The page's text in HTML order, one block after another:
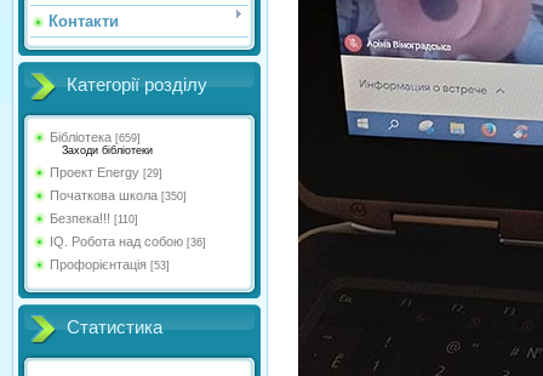
Контакти
Категорії розділу
Бібліотека [659]
Заходи бібліотеки
Проект Energy [29]
Початкова школа [350]
Безпека!!! [110]
IQ. Робота над собою [36]
Профорієнтація [53]
Статистика